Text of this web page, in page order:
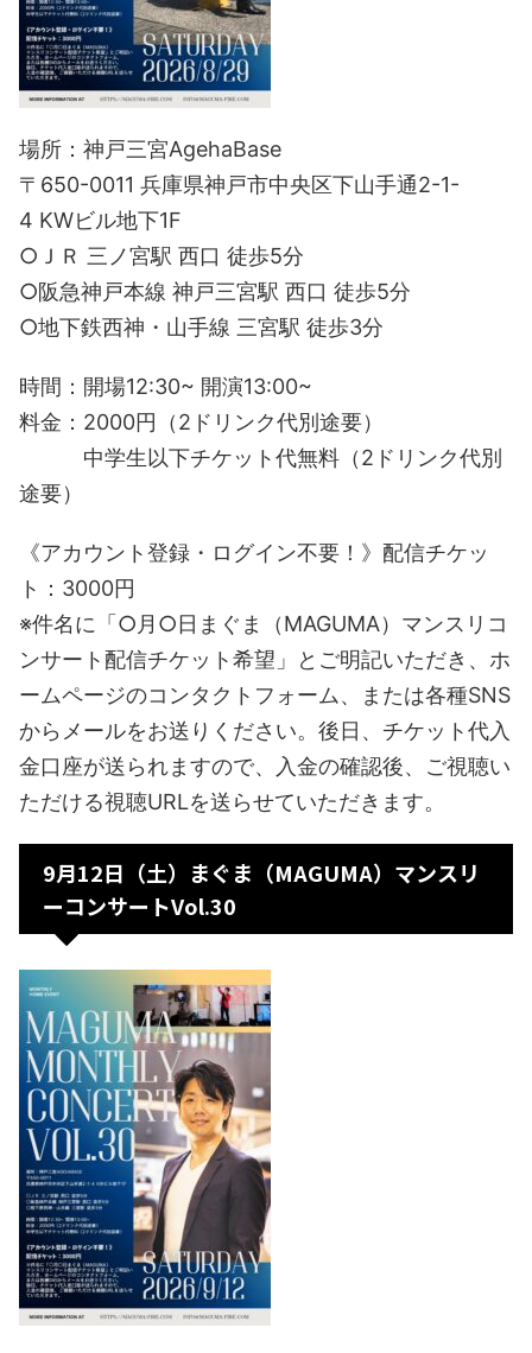
場所：神戸三宮AgehaBase
〒650-0011 兵庫県神戸市中央区下山手通2-1-
4 KWビル地下1F
○ＪＲ 三ノ宮駅 西口 徒歩5分
○阪急神戸本線 神戸三宮駅 西口 徒歩5分
○地下鉄西神・山手線 三宮駅 徒歩3分
時間：開場12:30~ 開演13:00~
料金：2000円（2ドリンク代別途要）
中学生以下チケット代無料（2ドリンク代別
途要）
《アカウント登録・ログイン不要！》配信チケッ
ト：3000円
※件名に「○月○日まぐま（MAGUMA）マンスリコ
ンサート配信チケット希望」とご明記いただき、ホ
ームページのコンタクトフォーム、または各種SNS
からメールをお送りください。後日、チケット代入
金口座が送られますので、入金の確認後、ご視聴い
ただける視聴URLを送らせていただきます。
9月12日（土）まぐま（MAGUMA）マンスリ
ーコンサートVol.30